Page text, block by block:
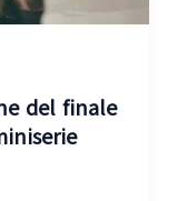
del finale